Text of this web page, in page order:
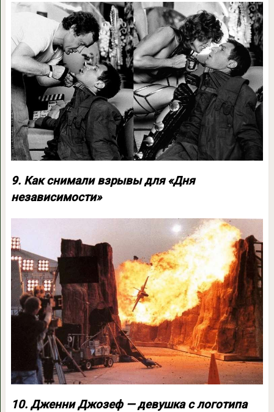
9. Как снимали взрывы для «Дня
независимости»
10. Дженни Джозеф — девушка с логотипа